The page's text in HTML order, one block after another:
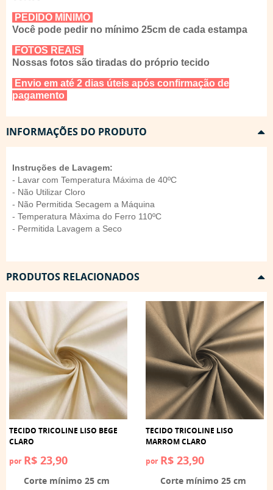
PEDIDO MÍNIMO
Você pode pedir no mínimo 25cm de cada estampa
FOTOS REAIS
Nossas fotos são tiradas do próprio tecido
Envio em até 2 dias úteis após confirmação de
pagamento
INFORMAÇÕES DO PRODUTO
Instruções de Lavagem:
- Lavar com Temperatura Máxima de 40ºC
- Não Utilizar Cloro
- Não Permitida Secagem a Máquina
- Temperatura Màxima do Ferro 110ºC
- Permitida Lavagem a Seco
PRODUTOS RELACIONADOS
TECIDO TRICOLINE LISO BEGE
CLARO
por R$ 23,90
Corte mínimo 25 cm
TECIDO TRICOLINE LISO
MARROM CLARO
por R$ 23,90
Corte mínimo 25 cm